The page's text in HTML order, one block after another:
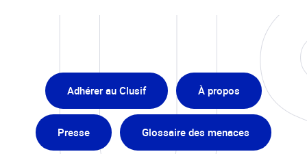
Adhérer au Clusif À propos
Presse Glossaire des menaces